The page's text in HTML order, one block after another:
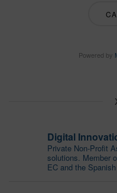
Powered by
Digital
Private Non-Profit
solutions. Member
EC and the